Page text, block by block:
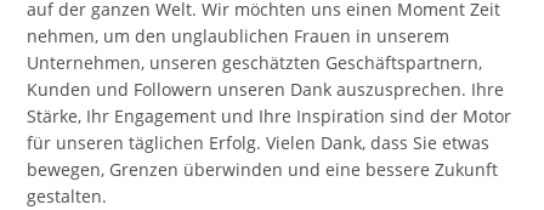
auf der ganzen Welt. Wir möchten uns einen Moment Zeit
nehmen, um den unglaublichen Frauen in unserem
Unternehmen, unseren geschätzten Geschäftspartnern,
Kunden und Followern unseren Dank auszusprechen. Ihre
Stärke, Ihr Engagement und Ihre Inspiration sind der Motor
für unseren täglichen Erfolg. Vielen Dank, dass Sie etwas
bewegen, Grenzen überwinden und eine bessere Zukunft
gestalten.